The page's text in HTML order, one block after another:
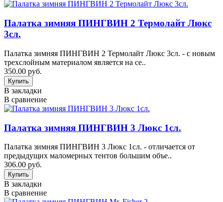
Палатка зимняя ПИНГВИН 2 Термолайт Люкс
3сл.
Палатка зимняя ПИНГВИН 2 Термолайт Люкс 3сл. - с новым
трехслойным материалом является на се..
350.00 руб.
В закладки
В сравнение
Палатка зимняя ПИНГВИН 3 Люкс 1сл.
Палатка зимняя ПИНГВИН 3 Люкс 1сл. - отличается от
предыдущих маломерных тентов большим объе..
306.00 руб.
В закладки
В сравнение